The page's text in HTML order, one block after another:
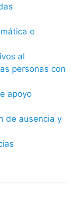
o
al
personas con
apoyo
de ausencia y